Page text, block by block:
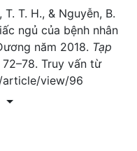
T. T. H., & Nguyễn, B.
ngủ của bệnh nhân
năm 2018. Tạp
72–78. Truy vấn từ
article/view/96